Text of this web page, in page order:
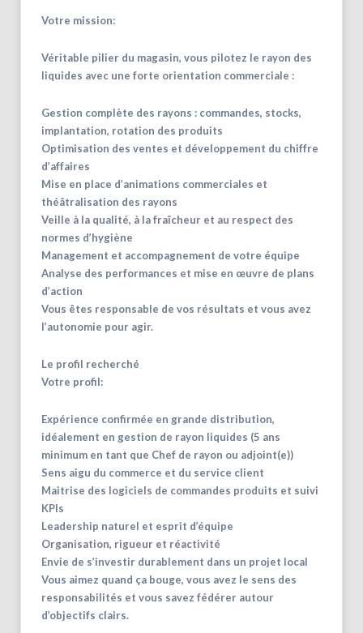
Votre mission:
Véritable pilier du magasin, vous pilotez le rayon des
liquides avec une forte orientation commerciale :
Gestion complète des rayons : commandes, stocks,
implantation, rotation des produits
Optimisation des ventes et développement du chiffre
d’affaires
Mise en place d’animations commerciales et
théâtralisation des rayons
Veille à la qualité, à la fraîcheur et au respect des
normes d’hygiène
Management et accompagnement de votre équipe
Analyse des performances et mise en œuvre de plans
d’action
Vous êtes responsable de vos résultats et vous avez
l’autonomie pour agir.
Le profil recherché
Votre profil:
Expérience confirmée en grande distribution,
idéalement en gestion de rayon liquides (5 ans
minimum en tant que Chef de rayon ou adjoint(e))
Sens aigu du commerce et du service client
Maitrise des logiciels de commandes produits et suivi
KPIs
Leadership naturel et esprit d’équipe
Organisation, rigueur et réactivité
Envie de s’investir durablement dans un projet local
Vous aimez quand ça bouge, vous avez le sens des
responsabilités et vous savez fédérer autour
d’objectifs clairs.